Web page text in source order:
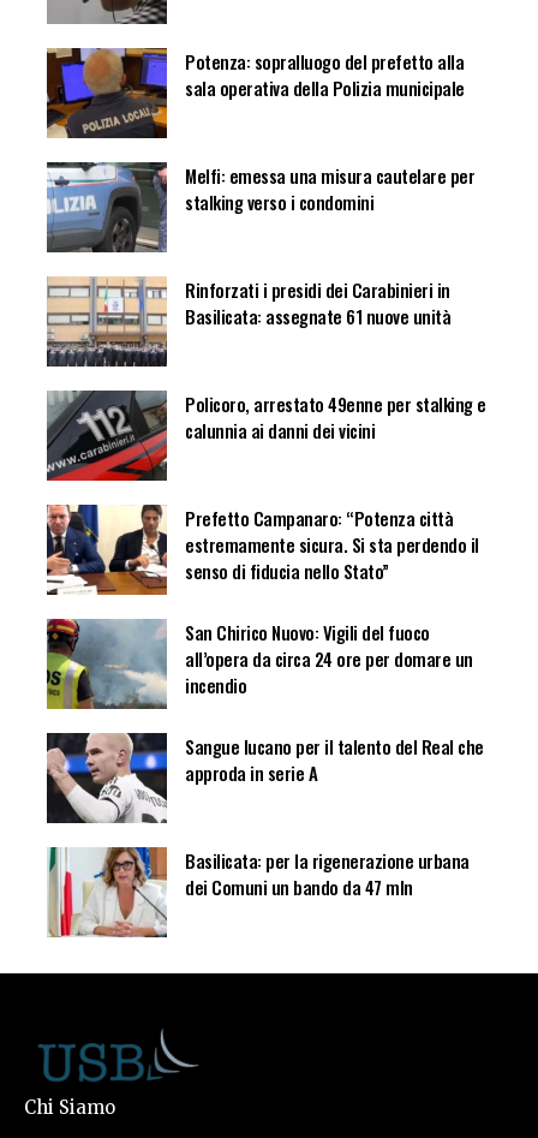
Potenza: sopralluogo del prefetto alla
sala operativa della Polizia municipale
Melfi: emessa una misura cautelare per
stalking verso i condomini
Rinforzati i presidi dei Carabinieri in
Basilicata: assegnate 61 nuove unità
Policoro, arrestato 49enne per stalking e
calunnia ai danni dei vicini
Prefetto Campanaro: “Potenza città
estremamente sicura. Si sta perdendo il
senso di fiducia nello Stato”
San Chirico Nuovo: Vigili del fuoco
all’opera da circa 24 ore per domare un
incendio
Sangue lucano per il talento del Real che
approda in serie A
Basilicata: per la rigenerazione urbana
dei Comuni un bando da 47 mln
Chi Siamo